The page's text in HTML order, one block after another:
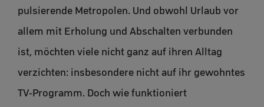
pulsierende Metropolen. Und obwohl Urlaub vor
allem mit Erholung und Abschalten verbunden
ist, möchten viele nicht ganz auf ihren Alltag
verzichten: insbesondere nicht auf ihr gewohntes
TV-Programm. Doch wie funktioniert